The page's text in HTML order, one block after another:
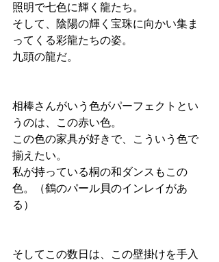
照明で七色に輝く龍たち。
そして、陰陽の輝く宝珠に向かい集ま
ってくる彩龍たちの姿。
九頭の龍だ。
相棒さんがいう色がパーフェクトとい
うのは、この赤い色。
この色の家具が好きで、こういう色で
揃えたい。
私が持っている桐の和ダンスもこの
色。（鶴のパール貝のインレイがあ
る）
そしてこの数日は、この壁掛けを手入